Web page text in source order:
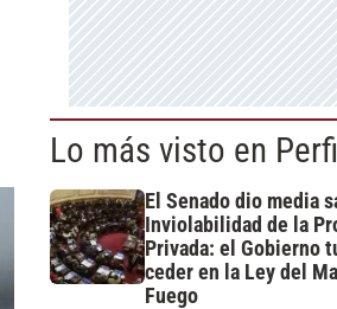
Lo más visto en
El Senado dio media
Inviolabilidad de la
Privada: el Gobierno
ceder en la Ley del
Fuego